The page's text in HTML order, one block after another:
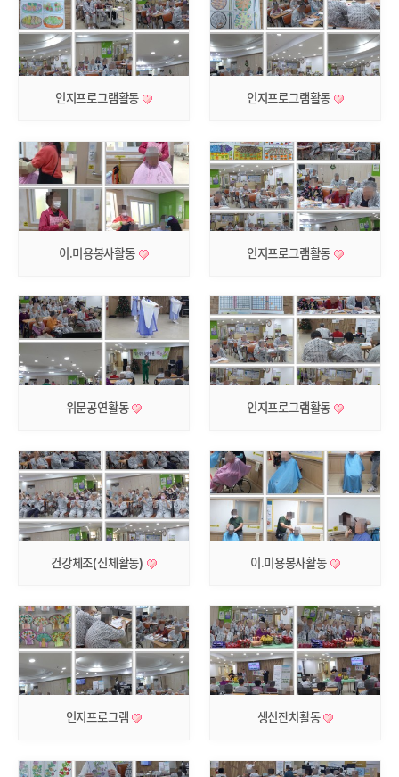
인지프로그램활동 인지프로그램활동
이.미용봉사활동 인지프로그램활동
위문공연활동 인지프로그램활동
건강체조(신체활동) 이.미용봉사활동
인지프로그램 생신잔치활동